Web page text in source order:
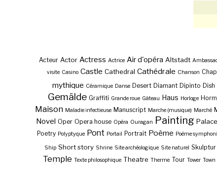
Acteur Actor Actress Actrice Air d'opéra Altstadt
visite Casino Castle Cathedral Cathédrale Chanson
mythique Céramique Danse Desert Diamant Dipinto Dish
Gemälde Graffiti Grande roue Gâteau Haus Horloge
Maison Maladie infectieuse Manuscript Marche (musique) Marché
Novel Oper Opera house Opéra Ouragan Painting Palace
Poetry Polyptyque Pont Portail Portrait Poème Poème
Ship Short story Shrine Site archéologique Site naturel Skulptur
Temple Texte philosophique Theatre Therme Tour Tower Town